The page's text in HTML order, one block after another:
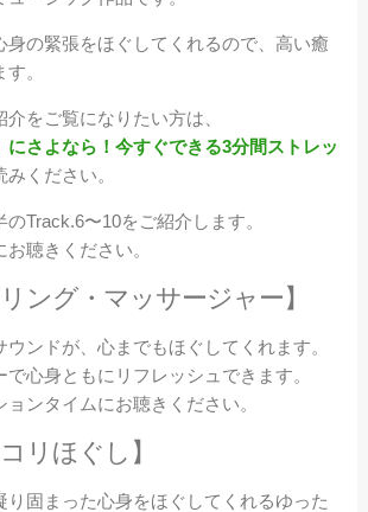
身の緊張をほぐしてくれるので、高い癒
。
をご覧になりたい方は、
にさよなら！今すぐできる3分間ストレッ
ください。
Track.6〜10をご紹介します。
聴きください。
ング・マッサージャー】
ンドが、心までもほぐしてくれます。
心身ともにリフレッシュできます。
ンタイムにお聴きください。
リほぐし】
り固まった心身をほぐしてくれるゆった